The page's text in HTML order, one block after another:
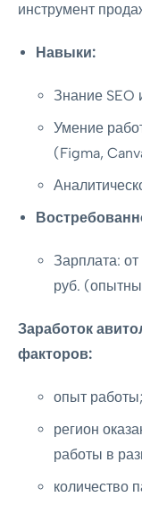
инструмент
Навыки:
Знание SEO
Умение
(Figma,
Зарплата:
руб.
Заработок
факторов:
опыт работы;
регион
работы в
количество